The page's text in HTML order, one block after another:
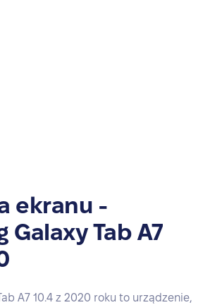
ekranu -
Galaxy Tab A7
A7 10.4 z 2020 roku to urządzenie,